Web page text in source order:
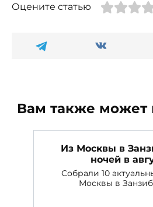
Оцените статью
Вам также может
Из Москвы в
ночей в
Собрали 10
Москвы в